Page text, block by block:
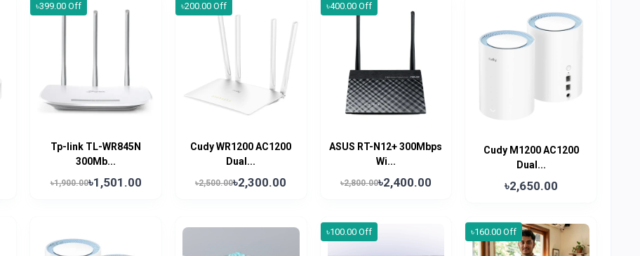
৳399.00 Off
Tp-link TL-WR845N
300Mb...
৳1,900.00৳1,501.00
৳200.00 Off
Cudy WR1200 AC1200
Dual...
৳2,500.00৳2,300.00
৳400.00 Off
ASUS RT-N12+ 300Mbps
Wi...
৳2,800.00৳2,400.00
Cudy M1200 AC1200
Dual...
৳2,650.00
৳100.00 Off ৳160.00 Off